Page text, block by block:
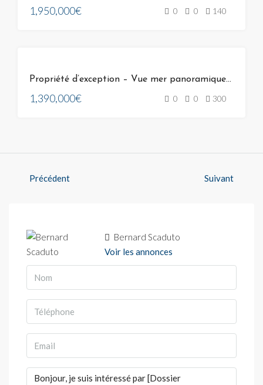
1,950,000€ 0 0 140
Propriété d’exception – Vue mer panoramique sur solenzara Entièrement Meublée
1,390,000€ 0 0 300
Précédent Suivant
Bernard Scaduto
Voir les annonces